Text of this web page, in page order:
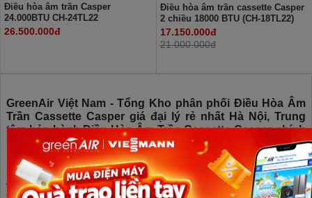
Điều hòa âm trần Casper
24.000BTU CH-24TL22
26.500.000đ
Điều hòa âm trần cassette Casper
2 chiều 18000 BTU (CH-18TL22)
17.150.000đ
21.000.000đ
GreenAir Việt Nam - Tổng Kho phân phối Điều Hòa Âm
Trần Cassette Casper giá đại lý rẻ nhất Hà Nội, Trung
tâm bảo hành Điều Hòa Âm Trần Cassette Casper chính
Khi mua sản phẩm Điều Hòa Âm Trần Cassette Casper tại Green
Air khách hàng sẽ nhận những sản phẩm Điều Hòa Âm Trần
Cassette Casper chính hãng mức giá rẻ nhất thị trường, chất lượng